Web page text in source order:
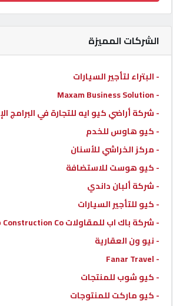
كيو
ماركت
الدليل
القطري
POWERED
QHOST
الشركات المميزة
- البتراء لتأجير السيارات
- Maxam Business Solution
- شركة أراضي كيو ايه للتجارة في البرامج
- كيو هاوس للخدم
- مركز الخراشي للأسنان
- كيو هوست للاستضافة
- شركة ألبان داندي
- كيو للتأجير السيارات
- شركة باك اب للمقاولات Back Up Construction Co
- نيو ون العقارية
- Fanar Travel
- كيو شوب للمنتجات
- كيو ماركت للمنتوجات